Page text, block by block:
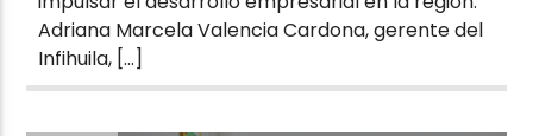
Adriana Marcela Valencia Cardona, gerente del
Infihuila, […]